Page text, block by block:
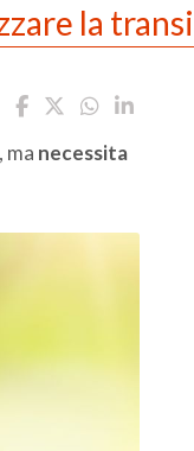
la
, ma necessita